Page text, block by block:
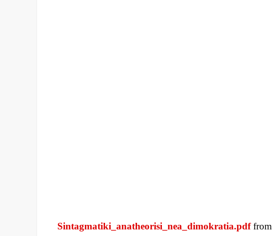
Sintagmatiki_anatheorisi_nea_dimokratia.pdffrom